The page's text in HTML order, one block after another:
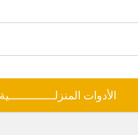
الأدوات المنزلـــــــــــــية